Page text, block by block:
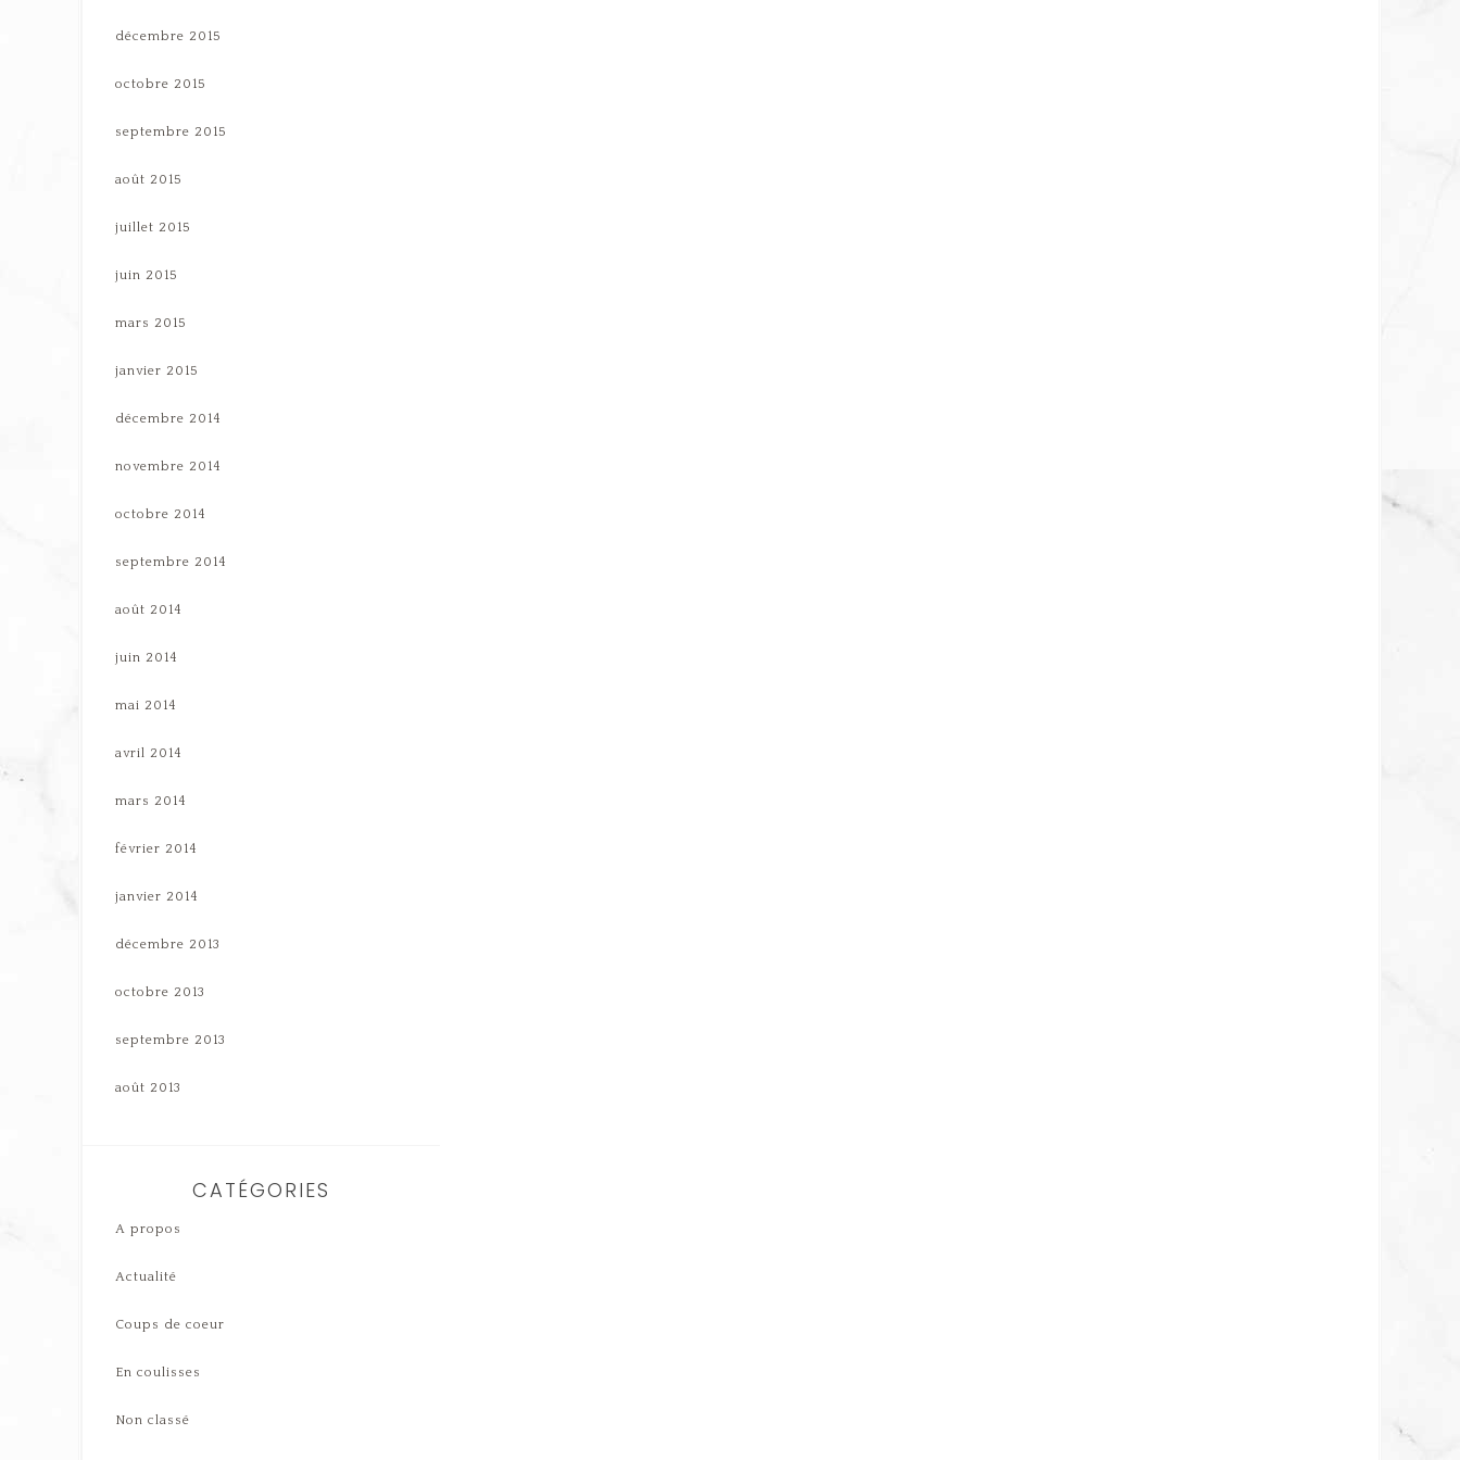
décembre 2015
octobre 2015
septembre 2015
août 2015
juillet 2015
juin 2015
mars 2015
janvier 2015
décembre 2014
novembre 2014
octobre 2014
septembre 2014
août 2014
juin 2014
mai 2014
avril 2014
mars 2014
février 2014
janvier 2014
décembre 2013
octobre 2013
septembre 2013
août 2013
CATÉGORIES
A propos
Actualité
Coups de coeur
En coulisses
Non classé